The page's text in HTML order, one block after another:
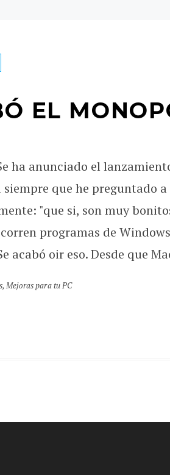
EL
ha anunciado el
siempre que he preguntado
"que si, son muy
programas de
acabó oir eso. Desde que
,Mejoras para tu PC